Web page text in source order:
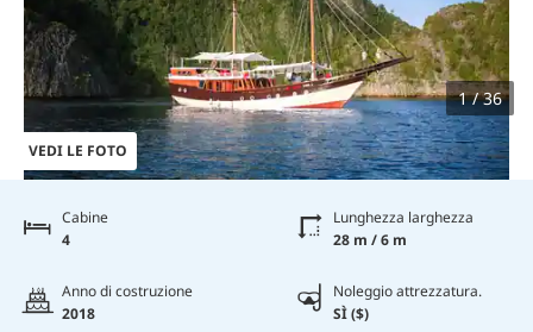
VEDI LE FOTO
1 / 36
Cabine
4
Lunghezza larghezza
28 m / 6 m
Anno di costruzione
2018
Noleggio attrezzatura.
SÌ ($)